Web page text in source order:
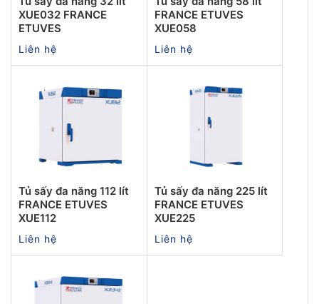
XUE032 FRANCE
ETUVES
Liên hệ
FRANCE ETUVES
XUE058
Liên hệ
Tủ sấy đa năng 112 lít
FRANCE ETUVES
XUE112
Liên hệ
Tủ sấy đa năng 225 lít
FRANCE ETUVES
XUE225
Liên hệ